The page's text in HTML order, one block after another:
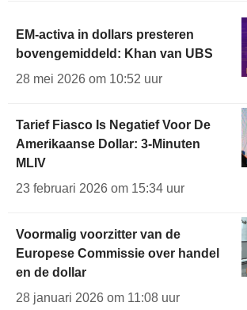
EM-activa in dollars presteren
bovengemiddeld: Khan van UBS
28 mei 2026 om 10:52 uur
Tarief Fiasco Is Negatief Voor De
Amerikaanse Dollar: 3-Minuten
MLIV
23 februari 2026 om 15:34 uur
Voormalig voorzitter van de
Europese Commissie over handel
en de dollar
28 januari 2026 om 11:08 uur